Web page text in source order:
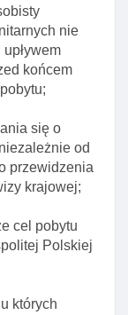
nie
końcem
się o
od
przewidzenia
krajowej;
cel pobytu
Polskiej
których
znajdują
państw
wydania